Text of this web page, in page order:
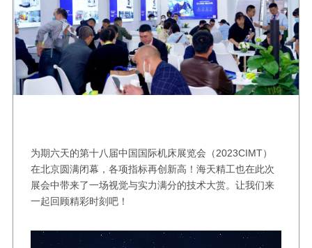
为期六天的第十八届中国国际机床展览会（2023CIMT）
在北京圆满闭幕，各项指标再创新高！海天精工也在此次
展会中带来了一场视觉与实力满分的技术大赏。让我们来
一起回顾精彩时刻吧！